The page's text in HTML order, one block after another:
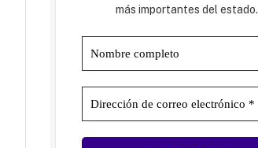
más importantes del estado.